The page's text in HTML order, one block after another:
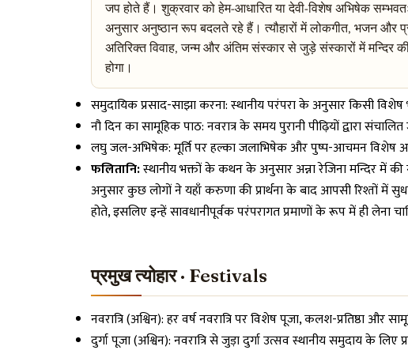
जप होते हैं। शुक्रवार को हेम-आधारित या देवी-विशेष अभिषेक
अनुसार अनुष्ठान रूप बदलते रहे हैं। त्यौहारों में लोकगीत, भजन और
अतिरिक्त विवाह, जन्म और अंतिम संस्कार से जुड़े संस्कारों में मन्दिर
होगा।
समुदायिक प्रसाद-साझा करना: स्थानीय परंपरा के अनुसार किसी
नौ दिन का सामूहिक पाठ: नवरात्र के समय पुरानी पीढ़ियों द्वारा
लघु जल-अभिषेक: मूर्ति पर हल्का जलाभिषेक और पुष्प-आचमन विशेष
फलितानि:स्थानीय भक्तों के कथन के अनुसार अन्ना रेजिना मन्दिर में
अनुसार कुछ लोगों ने यहाँ करुणा की प्रार्थना के बाद आपसी रिश्तों में
होते, इसलिए इन्हें सावधानीपूर्वक परंपरागत प्रमाणों के रूप में ही लेना
प्रमुख त्योहार · Festivals
नवरात्रि (अश्विन): हर वर्ष नवरात्रि पर विशेष पूजा, कलश-प्रतिष्ठा
दुर्गा पूजा (अश्विन): नवरात्रि से जुड़ा दुर्गा उत्सव स्थानीय समुदाय के